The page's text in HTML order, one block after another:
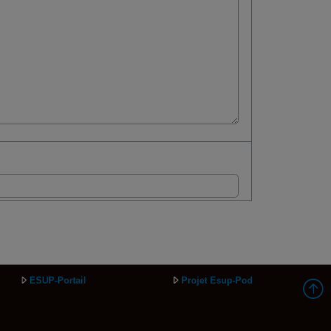
ESUP-Portail Projet Esup-Pod